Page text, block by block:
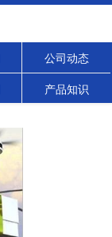
公司动态
产品知识